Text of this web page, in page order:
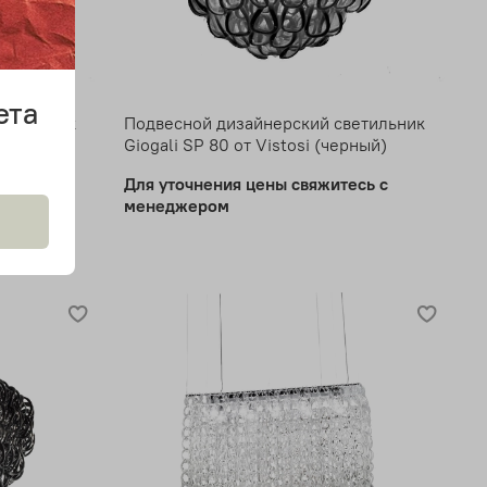
Подвесной дизайнерский светильник
Giogali SP 80 от Vistosi (черный)
Для уточнения цены свяжитесь с
менеджером